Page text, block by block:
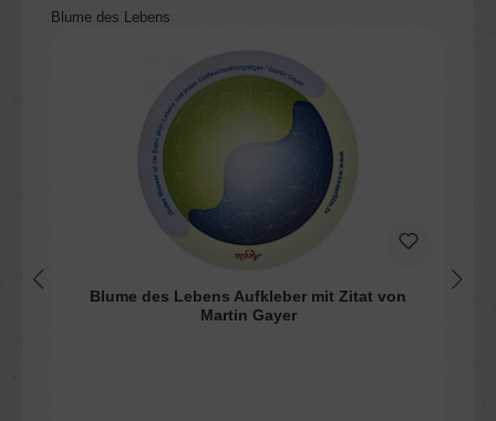
Produktgalerie überspringen
Blume des Lebens
Blume des Lebens Aufkleber mit Zitat von
Martin Gayer